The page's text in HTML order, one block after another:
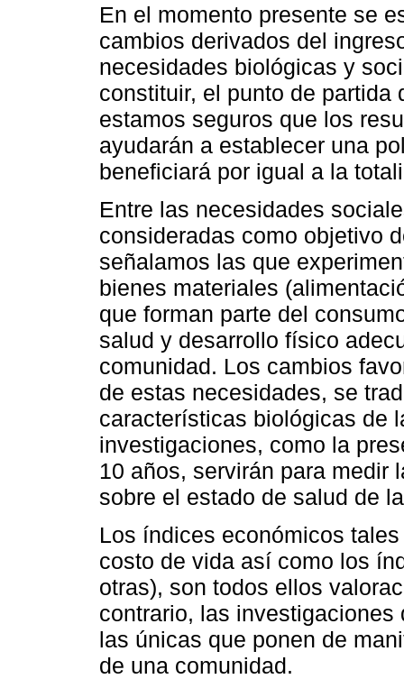
En el momento presente se
cambios derivados del
necesidades biológicas y
constituir, el punto de
estamos seguros que los
ayudarán a establecer una
beneficiará por igual a la
Entre las necesidades
consideradas como objetivo
señalamos las que
bienes materiales
que forman parte del
salud y desarrollo físico
comunidad. Los cambios
de estas necesidades, se
características biológicas de
investigaciones, como la
10 años, servirán para medir
sobre el estado de salud de
Los índices económicos
costo de vida así como los
otras), son todos ellos
contrario, las
las únicas que ponen de
de una comunidad.